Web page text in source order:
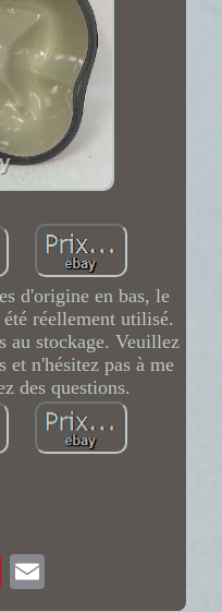
d'origine en bas, le
réellement utilisé.
au stockage. Veuillez
et n'hésitez pas à me
des questions.